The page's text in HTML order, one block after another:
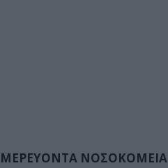
ΝΟΣΟΚΟΜΕΙΑ